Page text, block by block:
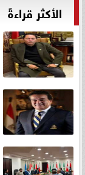
الأكثر قراءةً